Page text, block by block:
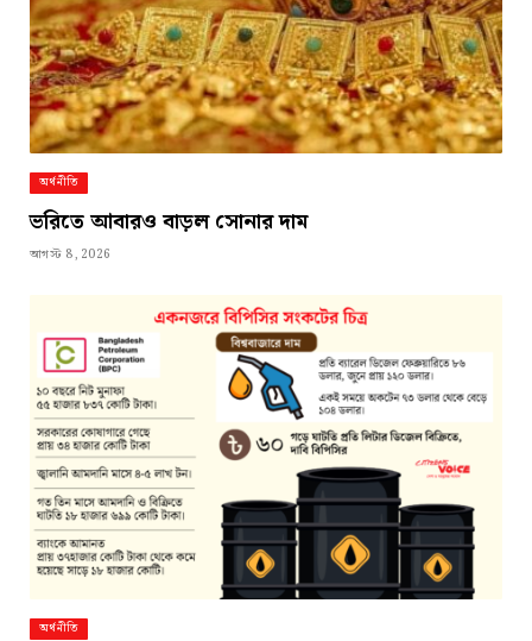
অর্থনীতি
ভরিতে আবারও বাড়ল সোনার দাম
আগস্ট 8, 2026
অর্থনীতি